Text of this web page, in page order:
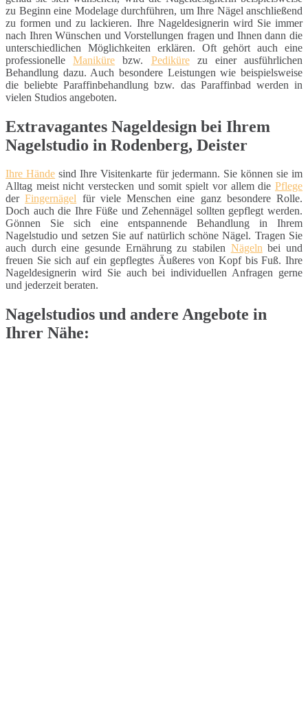
zu Beginn eine Modelage durchführen, um Ihre Nägel anschließend
zu formen und zu lackieren. Ihre Nageldesignerin wird Sie immer
nach Ihren Wünschen und Vorstellungen fragen und Ihnen dann die
unterschiedlichen Möglichkeiten erklären. Oft gehört auch eine
professionelleManiküre bzw. Pedikürezu einer ausführlichen
Behandlung dazu. Auch besondere Leistungen wie beispielsweise
die beliebte Paraffinbehandlung bzw. das Paraffinbad werden in
vielen Studios angeboten.
Extravagantes Nageldesign bei Ihrem
Nagelstudio in Rodenberg, Deister
Ihre Hände sind Ihre Visitenkarte für jedermann. Sie können sie im
Alltag meist nicht verstecken und somit spielt vor allem die Pflege
derFingernägel für viele Menschen eine ganz besondere Rolle.
Doch auch die Ihre Füße und Zehennägel sollten gepflegt werden.
Gönnen Sie sich eine entspannende Behandlung in Ihrem
Nagelstudio und setzen Sie auf natürlich schöne Nägel. Tragen Sie
auch durch eine gesunde Ernährung zu stabilen Nägelnbei und
freuen Sie sich auf ein gepflegtes Äußeres von Kopf bis Fuß. Ihre
Nageldesignerin wird Sie auch bei individuellen Anfragen gerne
und jederzeit beraten.
Nagelstudios und andere Angebote in
Ihrer Nähe: